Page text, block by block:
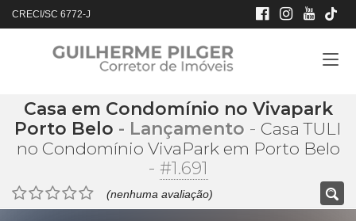
CRECI/SC 6772-J
Casa em Condomínio no Vivapark
Porto Belo - Lançamento - Casa TULI
no Condomínio VivaPark em Porto Belo
- #1.691
(nenhuma avaliação)